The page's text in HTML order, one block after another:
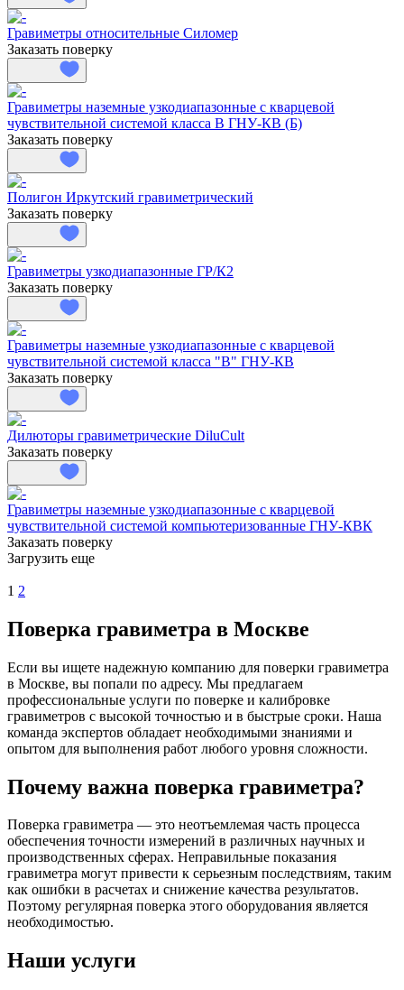
Гравиметры относительные Силомер
Заказать поверку
Гравиметры наземные узкодиапазонные с кварцевой
чувствительной системой класса В ГНУ-КВ (Б)
Заказать поверку
Полигон Иркутский гравиметрический
Заказать поверку
Гравиметры узкодиапазонные ГР/К2
Заказать поверку
Гравиметры наземные узкодиапазонные с кварцевой
чувствительной системой класса "B" ГНУ-КВ
Заказать поверку
Дилюторы гравиметрические DiluCult
Заказать поверку
Гравиметры наземные узкодиапазонные с кварцевой
чувствительной системой компьютеризованные ГНУ-КВК
Заказать поверку
Загрузить еще
1 2
Поверка гравиметра в Москве
Если вы ищете надежную компанию для поверки гравиметра
в Москве, вы попали по адресу. Мы предлагаем
профессиональные услуги по поверке и калибровке
гравиметров с высокой точностью и в быстрые сроки. Наша
команда экспертов обладает необходимыми знаниями и
опытом для выполнения работ любого уровня сложности.
Почему важна поверка гравиметра?
Поверка гравиметра — это неотъемлемая часть процесса
обеспечения точности измерений в различных научных и
производственных сферах. Неправильные показания
гравиметра могут привести к серьезным последствиям, таким
как ошибки в расчетах и снижение качества результатов.
Поэтому регулярная поверка этого оборудования является
необходимостью.
Наши услуги